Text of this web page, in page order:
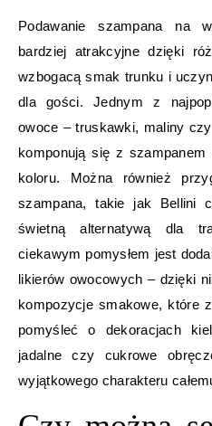
Podawanie szampana na
bardziej atrakcyjne dzięki
wzbogacą smak trunku i
dla gości. Jednym z
owoce – truskawki, maliny
komponują się z
koloru. Można również
szampana, takie jak Bellini
świetną alternatywą dla
ciekawym pomysłem jest
likierów owocowych – dzięki
kompozycje smakowe, które
pomyśleć o dekoracjach
jadalne czy cukrowe
wyjątkowego charakteru